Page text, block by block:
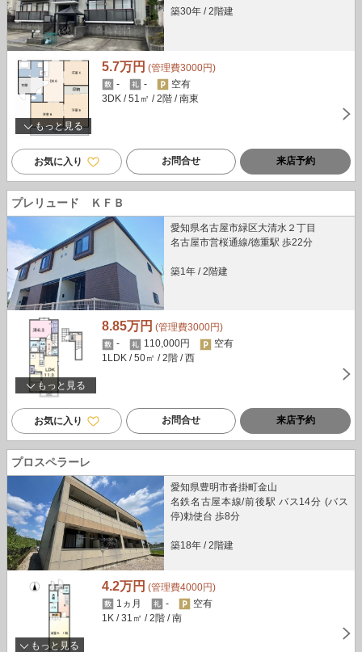
築30年 / 2階建
もっと見る
5.7万円 (管理費3000円)
-
-
空有
3DK / 51㎡ / 2階 / 南東
お気に入り お問合せ 来店予約
プレリュード ＫＦＢ
愛知県名古屋市緑区大清水２丁目
名古屋市営桜通線/徳重駅 歩22分
築1年 / 2階建
もっと見る
8.85万円 (管理費3000円)
-
110,000円
空有
1LDK / 50㎡ / 2階 / 西
お気に入り お問合せ 来店予約
プロスペラーレ
愛知県豊明市沓掛町金山
名鉄名古屋本線/前後駅 バス14分 (バス
停)勅使台 歩8分
築18年 / 2階建
もっと見る
4.2万円 (管理費4000円)
1ヵ月
-
空有
1K / 31㎡ / 2階 / 南